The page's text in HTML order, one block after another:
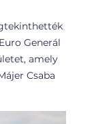
Generál
amely
Csaba